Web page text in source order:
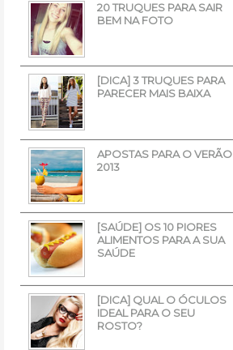
20 TRUQUES PARA SAIR
BEM NA FOTO
[DICA] 3 TRUQUES PARA
PARECER MAIS BAIXA
APOSTAS PARA O VERÃO
2013
[SAÚDE] OS 10 PIORES
ALIMENTOS PARA A SUA
SAÚDE
[DICA] QUAL O ÓCULOS
IDEAL PARA O SEU
ROSTO?